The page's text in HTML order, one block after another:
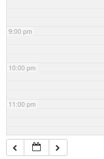
9:00 pm
10:00 pm
11:00 pm